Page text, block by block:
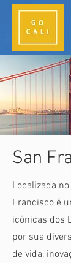
San
Localizada
Francisco é
icônicas dos
por sua
de vida,